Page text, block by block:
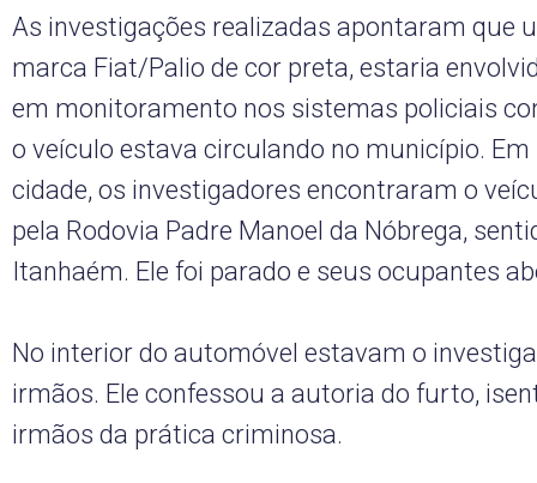
As investigações realizadas apontaram que
marca Fiat/Palio de cor preta, estaria
em monitoramento nos sistemas policiais
o veículo estava circulando no município. Em
cidade, os investigadores encontraram o
pela Rodovia Padre Manoel da Nóbrega,
Itanhaém. Ele foi parado e seus ocupantes
No interior do automóvel estavam o
irmãos. Ele confessou a autoria do furto,
irmãos da prática criminosa.